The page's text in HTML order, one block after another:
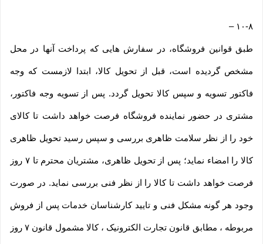
۱۰-۸ –
طبق قوانین فروشگاه، در سفارش هایی که پرداخت آنها در محل
مشخص گردیده است، قبل از تحویل کالا، ابتدا لازمست که وجه
فاکتور تسویه و سپس کالا تحویل گردد. پس از تسویه وجه فاکتور،
مشتری در حضور نماینده فروشگاه فرصت خواهد داشت تا کالای
خود را از نظر سلامت ظاهری بررسی و سپس رسید تحویل ظاهری
کالا را امضاء نماید؛ پس از تحویل ظاهری، مشتریان محترم تا ۷ روز
فرصت خواهد داشت تا کالا را از نظر فنی بررسی نماید. در صورت
وجود هر گونه مشکل فنی و تایید کارشناسان خدمات پس از فروش
مربوطه ، مطابق قانون تجارت الکترونیک ، کالا مشمول قانون ۷ روز